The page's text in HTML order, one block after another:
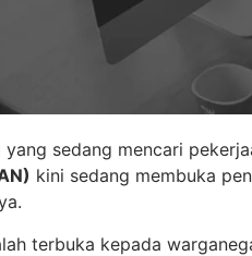
sedang mencari
kini sedang membuka
terbuka kepada